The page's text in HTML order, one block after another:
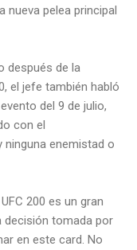
nueva pelea principal
después de la
el jefe también habló
del 9 de julio,
con el
enemistad o
200 es un gran
decisión tomada por
en este card. No